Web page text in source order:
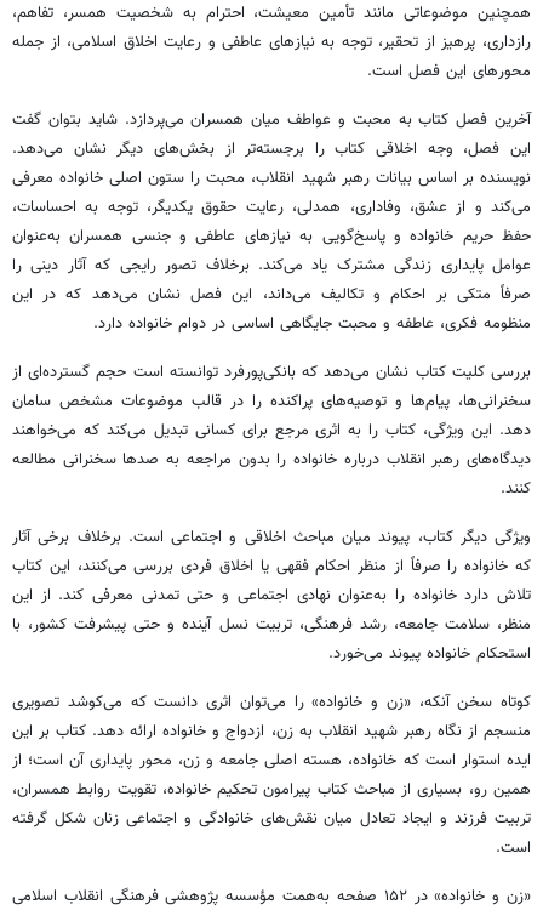
همچنین موضوعاتی مانند تأمین معیشت، احترام به شخصیت همسر، تفاهم،
رازداری، پرهیز از تحقیر، توجه به نیازهای عاطفی و رعایت اخلاق اسلامی، از جمله
محورهای این فصل است.
آخرین فصل کتاب به محبت و عواطف میان همسران می‌پردازد. شاید بتوان گفت
این فصل، وجه اخلاقی کتاب را برجسته‌تر از بخش‌های دیگر نشان می‌دهد.
نویسنده بر اساس بیانات رهبر شهید انقلاب، محبت را ستون اصلی خانواده معرفی
می‌کند و از عشق، وفاداری، همدلی، رعایت حقوق یکدیگر، توجه به احساسات،
حفظ حریم خانواده و پاسخ‌گویی به نیازهای عاطفی و جنسی همسران به‌عنوان
عوامل پایداری زندگی مشترک یاد می‌کند. برخلاف تصور رایجی که آثار دینی را
صرفاً متکی بر احکام و تکالیف می‌داند، این فصل نشان می‌دهد که در این
منظومه فکری، عاطفه و محبت جایگاهی اساسی در دوام خانواده دارد.
بررسی کلیت کتاب نشان می‌دهد که بانکی‌پورفرد توانسته است حجم گسترده‌ای از
سخنرانی‌ها، پیام‌ها و توصیه‌های پراکنده را در قالب موضوعات مشخص سامان
دهد. این ویژگی، کتاب را به اثری مرجع برای کسانی تبدیل می‌کند که می‌خواهند
دیدگاه‌های رهبر انقلاب درباره خانواده را بدون مراجعه به صدها سخنرانی مطالعه
کنند.
ویژگی دیگر کتاب، پیوند میان مباحث اخلاقی و اجتماعی است. برخلاف برخی آثار
که خانواده را صرفاً از منظر احکام فقهی یا اخلاق فردی بررسی می‌کنند، این کتاب
تلاش دارد خانواده را به‌عنوان نهادی اجتماعی و حتی تمدنی معرفی کند. از این
منظر، سلامت جامعه، رشد فرهنگی، تربیت نسل آینده و حتی پیشرفت کشور، با
استحکام خانواده پیوند می‌خورد.
کوتاه سخن آنکه، «زن و خانواده» را می‌توان اثری دانست که می‌کوشد تصویری
منسجم از نگاه رهبر شهید انقلاب به زن، ازدواج و خانواده ارائه دهد. کتاب بر این
ایده استوار است که خانواده، هسته اصلی جامعه و زن، محور پایداری آن است؛ از
همین رو، بسیاری از مباحث کتاب پیرامون تحکیم خانواده، تقویت روابط همسران،
تربیت فرزند و ایجاد تعادل میان نقش‌های خانوادگی و اجتماعی زنان شکل گرفته
است.
«زن و خانواده» در ۱۵۲ صفحه به‌همت مؤسسه پژوهشی فرهنگی انقلاب اسلامی